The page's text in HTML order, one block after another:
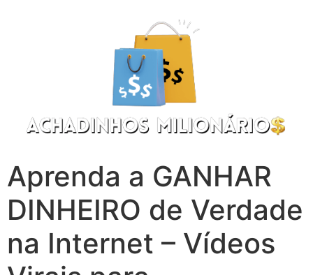
Aprenda a GANHAR
DINHEIRO de Verdade
na Internet – Vídeos